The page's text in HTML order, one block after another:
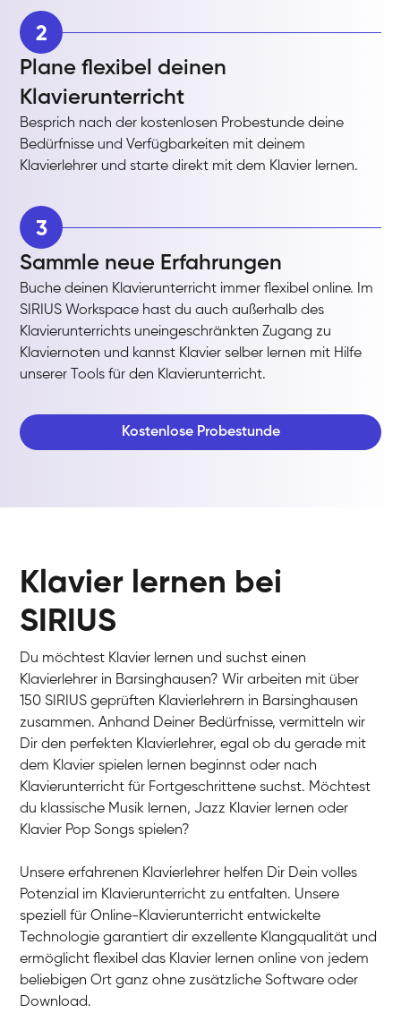
2
Plane flexibel deinen
Klavierunterricht
Besprich nach der kostenlosen Probestunde deine
Bedürfnisse und Verfügbarkeiten mit deinem
Klavierlehrer und starte direkt mit dem Klavier lernen.
3
Sammle neue Erfahrungen
Buche deinen Klavierunterricht immer flexibel online. Im
SIRIUS Workspace hast du auch außerhalb des
Klavierunterrichts uneingeschränkten Zugang zu
Klaviernoten und kannst Klavier selber lernen mit Hilfe
unserer Tools für den Klavierunterricht.
Kostenlose Probestunde
Klavier lernen bei
SIRIUS
Du möchtest Klavier lernen und suchst einen
Klavierlehrer in Barsinghausen? Wir arbeiten mit über
150 SIRIUS geprüften Klavierlehrern in Barsinghausen
zusammen. Anhand Deiner Bedürfnisse, vermitteln wir
Dir den perfekten Klavierlehrer, egal ob du gerade mit
dem Klavier spielen lernen beginnst oder nach
Klavierunterricht für Fortgeschrittene suchst. Möchtest
du klassische Musik lernen, Jazz Klavier lernen oder
Klavier Pop Songs spielen?
Unsere erfahrenen Klavierlehrer helfen Dir Dein volles
Potenzial im Klavierunterricht zu entfalten. Unsere
speziell für Online-Klavierunterricht entwickelte
Technologie garantiert dir exzellente Klangqualität und
ermöglicht flexibel das Klavier lernen online von jedem
beliebigen Ort ganz ohne zusätzliche Software oder
Download.